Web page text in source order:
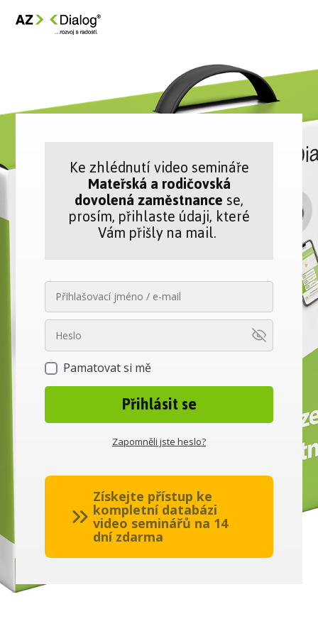
Ke zhlédnutí video semináře
Mateřská a rodičovská
dovolená zaměstnancese,
prosím, přihlaste údaji, které
Vám přišly na mail.
Pamatovat si mě
Přihlásit se
Zapomněli jste heslo?
Získejte přístup ke
kompletní databázi
video seminářů na 14
dní zdarma